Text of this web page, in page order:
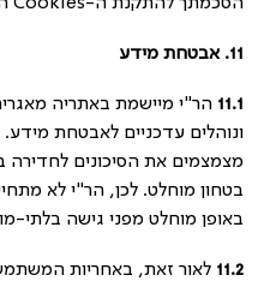
11. אבטחת מידע
11.1 הר"י מיישמת באתריה
ונוהלים עדכניים לאבטחת
מצמצמים את הסיכונים לחדירה
בטחון מוחלט. לכן, הר"י לא
באופן מוחלט מפני גישה בלתי-
11.2 לאור זאת, באחריות